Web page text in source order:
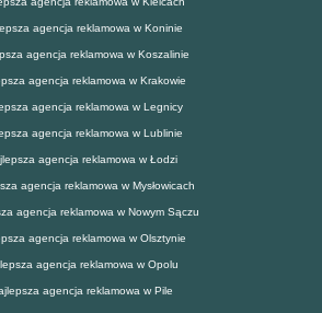
agencja reklamowa w Koninie
agencja reklamowa w Koszalinie
agencja reklamowa w Krakowie
agencja reklamowa w Legnicy
agencja reklamowa w Lublinie
agencja reklamowa w Łodzi
agencja reklamowa w Mysłowicach
agencja reklamowa w Nowym Sączu
agencja reklamowa w Olsztynie
agencja reklamowa w Opolu
agencja reklamowa w Pile